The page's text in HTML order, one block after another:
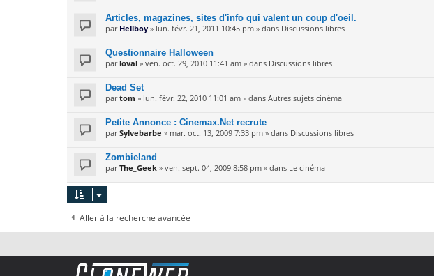
Articles, magazines, sites d'info qui valent un coup d'oeil.
par Hellboy » lun. févr. 21, 2011 10:45 pm » dans Discussions libres
Questionnaire Halloween
parloval » ven. oct. 29, 2010 11:41 am » dans Discussions libres
Dead Set
partom » lun. févr. 22, 2010 11:01 am » dans Autres sujets cinéma
Petite Annonce : Cinemax.Net recrute
parSylvebarbe » mar. oct. 13, 2009 7:33 pm » dans Discussions libres
Zombieland
parThe_Geek » ven. sept. 04, 2009 8:58 pm » dans Le cinéma
Aller à la recherche avancée